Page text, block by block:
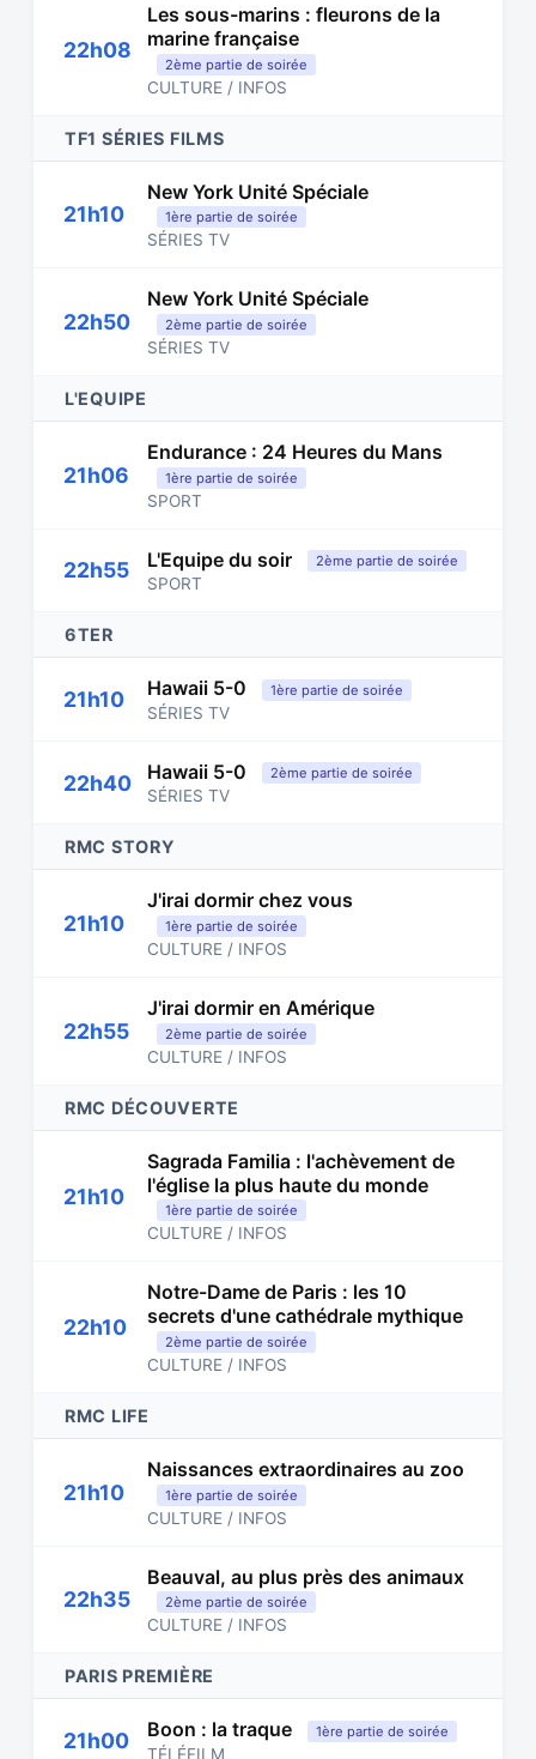
22h08
Les sous-marins : fleurons de la
marine française
2ème partie de soirée
CULTURE / INFOS
TF1 SÉRIES FILMS
21h10
New York Unité Spéciale
1ère partie de soirée
SÉRIES TV
22h50
New York Unité Spéciale
2ème partie de soirée
SÉRIES TV
L'EQUIPE
21h06
Endurance : 24 Heures du Mans
1ère partie de soirée
SPORT
22h55 L'Equipe du soir 2ème partie de soirée
SPORT
6TER
21h10 Hawaii 5-0 1ère partie de soirée
SÉRIES TV
22h40 Hawaii 5-0 2ème partie de soirée
SÉRIES TV
RMC STORY
21h10
J'irai dormir chez vous
1ère partie de soirée
CULTURE / INFOS
22h55
J'irai dormir en Amérique
2ème partie de soirée
CULTURE / INFOS
RMC DÉCOUVERTE
21h10
Sagrada Familia : l'achèvement de
l'église la plus haute du monde
1ère partie de soirée
CULTURE / INFOS
22h10
Notre-Dame de Paris : les 10
secrets d'une cathédrale mythique
2ème partie de soirée
CULTURE / INFOS
RMC LIFE
21h10
Naissances extraordinaires au zoo
1ère partie de soirée
CULTURE / INFOS
22h35
Beauval, au plus près des animaux
2ème partie de soirée
CULTURE / INFOS
PARIS PREMIÈRE
21h00 Boon : la traque 1ère partie de soirée
TÉLÉFILM